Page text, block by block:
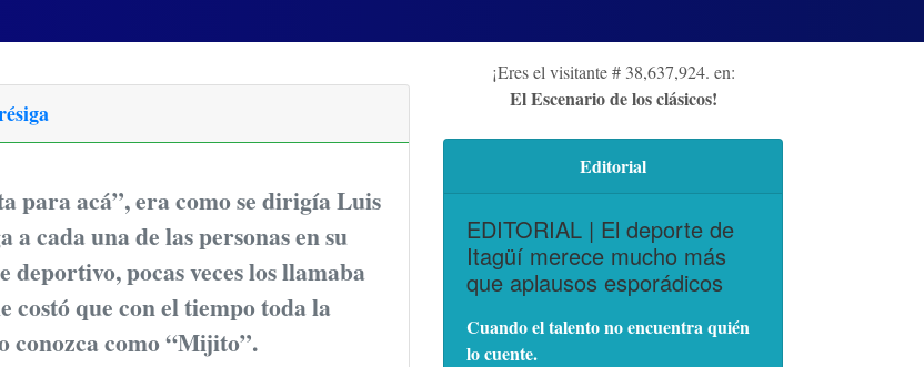
para acá”, era como se dirigía Luis
cada una de las personas en su
deportivo, pocas veces los llamaba
costó que con el tiempo toda la
conozca como “Mijito”.
¡Eres el visitante # 38,637,924. en:
El Escenario de los clásicos!
Editorial
EDITORIAL | El deporte de
Itagüí merece mucho más
que aplausos esporádicos
Cuando el talento no encuentra quién
lo cuente.